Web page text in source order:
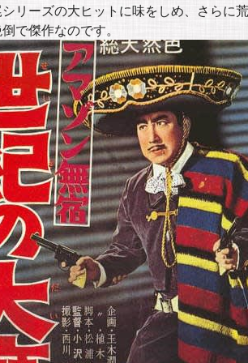
リーズの大ヒットに味をしめ、さらに
で傑作なのです。